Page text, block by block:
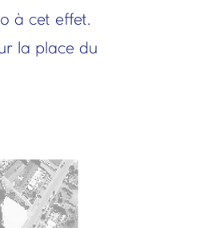
à cet effet.
la place du